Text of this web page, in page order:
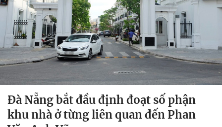
Đà Nẵng bắt đầu định đoạt số phận
khu nhà ở từng liên quan đến Phan